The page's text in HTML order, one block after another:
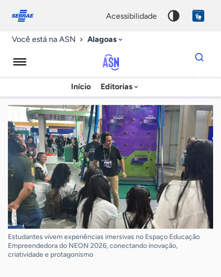
conosco
acessibilidade
Você está na ASN Alagoas
Agência
Sebrae
de
Notícias
Início Editorias
Dados
para
chave
Estudantes vivem experiências imersivas no Espaço Educação
Empreendedora do NEON 2026, conectando inovação,
criatividade e protagonismo